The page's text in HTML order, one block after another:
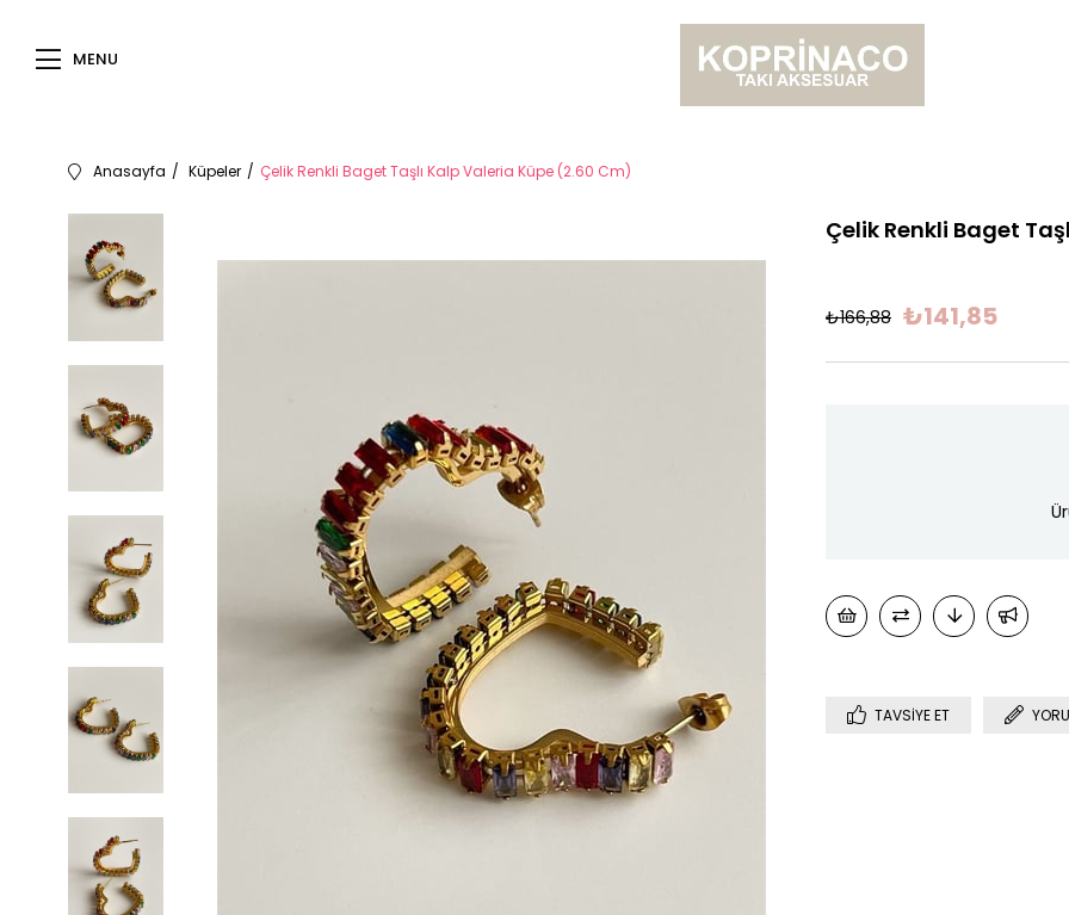
MENU
Anasayfa Küpeler Çelik Renkli Baget Taşlı Kalp Valeria Küpe (2.60 Cm)
Çelik Renkli Baget
₺166,88 ₺141,85
TAVSIYE ET